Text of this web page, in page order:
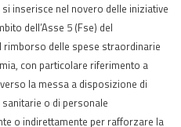
si inserisce nel novero delle iniziative
dell’Asse 5 (Fse) del
delle spese straordinarie
con particolare riferimento a
la messa a disposizione di
o di personale
o indirettamente per rafforzare la